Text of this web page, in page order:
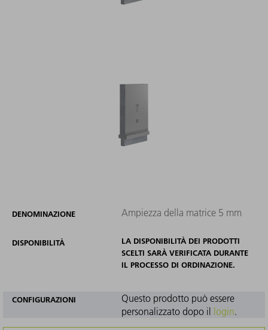
DENOMINAZIONE Ampiezza della matrice 5 mm
DISPONIBILITÀ
LA DISPONIBILITÀ DEI PRODOTTI
SCELTI SARÀ VERIFICATA DURANTE
IL PROCESSO DI ORDINAZIONE.
CONFIGURAZIONI
Questo prodotto può essere
personalizzato dopo il
login.